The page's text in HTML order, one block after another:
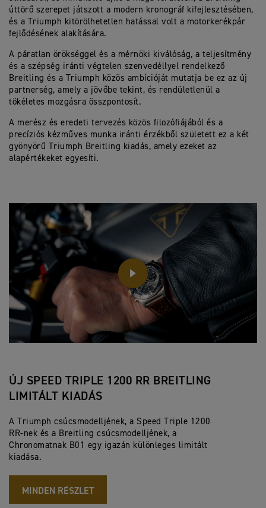
úttörő szerepet játszott a modern kronográf kifejlesztésében,
és a Triumph kitörölhetetlen hatással volt a motorkerékpár
fejlődésének alakítására.
A páratlan örökséggel és a mérnöki kiválóság, a teljesítmény
és a szépség iránti végtelen szenvedéllyel rendelkező
Breitling és a Triumph közös ambícióját mutatja be ez az új
partnerség, amely a jövőbe tekint, és rendületlenül a
tökéletes mozgásra összpontosít.
A merész és eredeti tervezés közös filozófiájából és a
precíziós kézműves munka iránti érzékből született ez a két
gyönyörű Triumph Breitling kiadás, amely ezeket az
alapértékeket egyesíti.
PLAY
ÚJ SPEED TRIPLE 1200 RR BREITLING
LIMITÁLT KIADÁS
A Triumph csúcsmodelljének, a Speed Triple 1200
RR-nek és a Breitling csúcsmodelljének, a
Chronomatnak B01 egy igazán különleges limitált
kiadása.
MINDEN RÉSZLET